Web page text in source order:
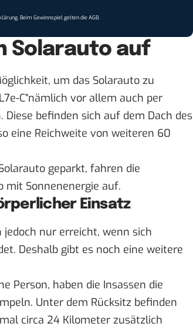
. Beim Gewinnspiel gelten dieAGB.
Solarauto auf
um das Solarauto zu
C“nämlich vor allem auch per
befinden sich auf dem Dach des
eine Reichweite von weiteren 60
geparkt, fahren die
mit Sonnenenergie auf.
Einsatz
nur erreicht, wenn sich
Deshalb gibt es noch eine weitere
Person, haben die Insassen die
Unter dem Rücksitz befinden
circa 24 Kilometer zusätzlich